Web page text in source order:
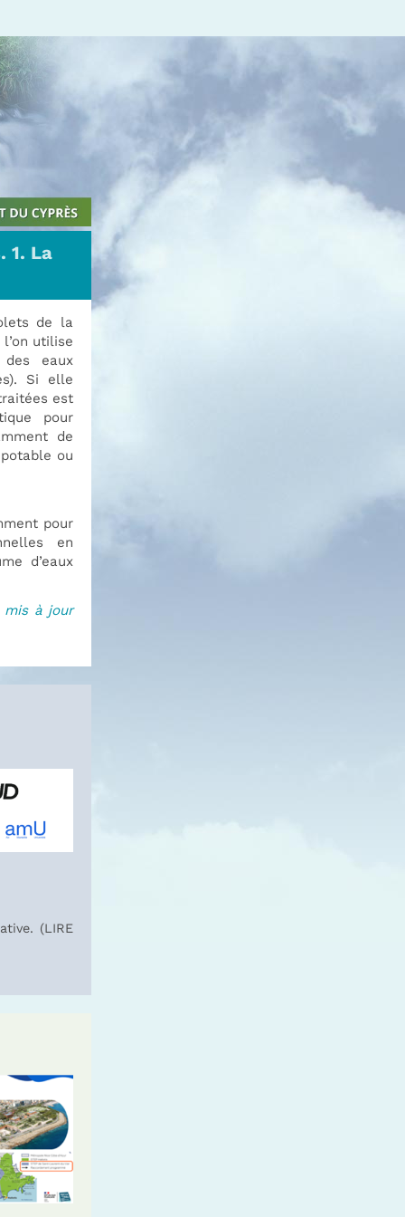
1. La
de la
utilise
eaux
Si elle
est
pour
de
ou
pour
en
d’eaux
mis à jour
(LIRE